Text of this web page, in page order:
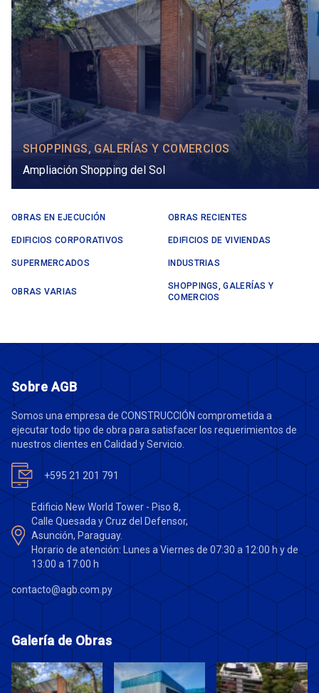
SHOPPINGS, GALERÍAS Y COMERCIOS
Ampliación Shopping del Sol
OBRAS EN EJECUCIÓN OBRAS RECIENTES
EDIFICIOS CORPORATIVOS EDIFICIOS DE VIVIENDAS
SUPERMERCADOS INDUSTRIAS
OBRAS VARIAS
SHOPPINGS, GALERÍAS Y
COMERCIOS
Sobre AGB
Somos una empresa de CONSTRUCCIÓN comprometida a
ejecutar todo tipo de obra para satisfacer los requerimientos de
nuestros clientes en Calidad y Servicio.
+595 21 201 791
Edificio New World Tower - Piso 8,
Calle Quesada y Cruz del Defensor,
Asunción, Paraguay.
Horario de atención: Lunes a Viernes de 07:30 a 12:00 h y de
13:00 a 17:00 h
contacto@agb.com.py
Galería de Obras